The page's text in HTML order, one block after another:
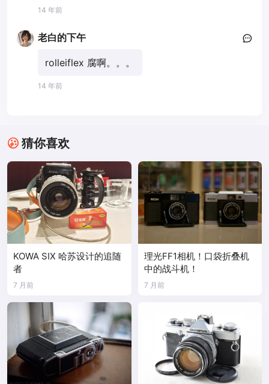
14 年前
老白的下午
rolleiflex 腐啊。。。
14 年前
猜你喜欢
KOWA SIX 哈苏设计的追随
者
7 月前
理光FF1相机！口袋折叠机
中的战斗机！
7 月前